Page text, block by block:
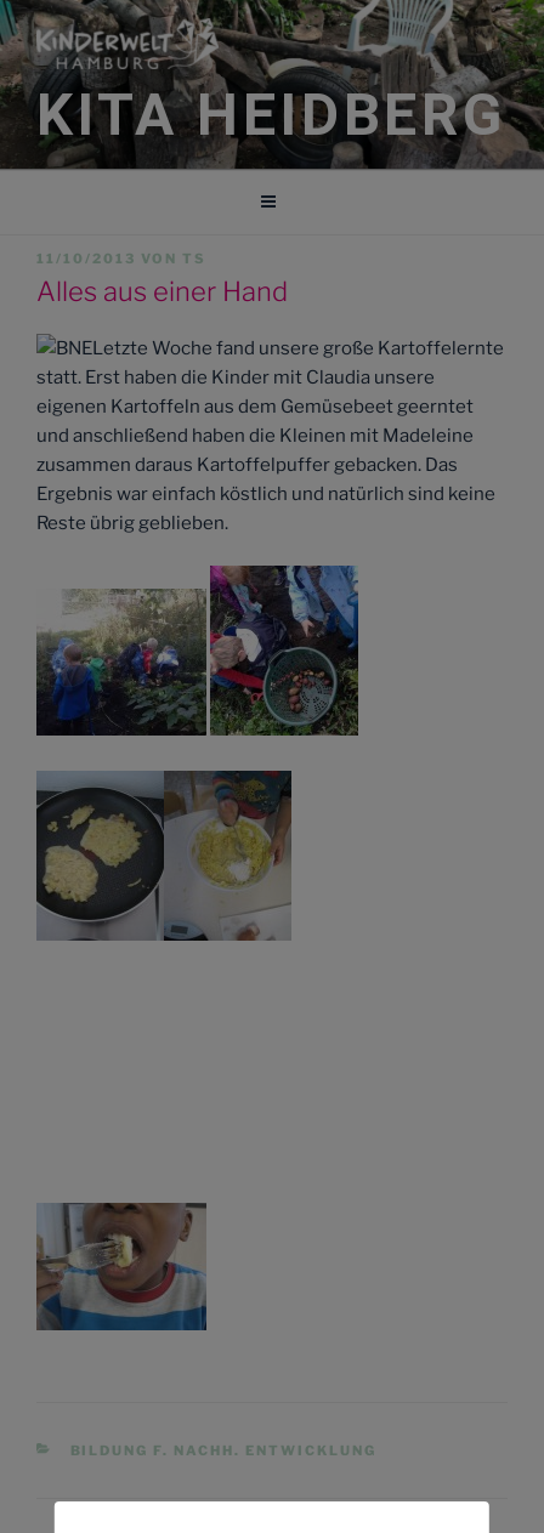
Zum
Inhalt
springen
KITA HEIDBERG
VERÖFFENTLICHT
AM
11/10/2013 VON TS
Alles aus einer Hand
Letzte Woche fand unsere große Kartoffelernte
statt. Erst haben die Kinder mit Claudia unsere
eigenen Kartoffeln aus dem Gemüsebeet geerntet
und anschließend haben die Kleinen mit Madeleine
zusammen daraus Kartoffelpuffer gebacken. Das
Ergebnis war einfach köstlich und natürlich sind keine
Reste übrig geblieben.
KATEGORIEN
BILDUNG F. NACHH. ENTWICKLUNG